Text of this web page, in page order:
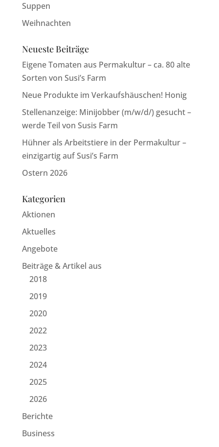
Suppen
Weihnachten
Neueste Beiträge
Eigene Tomaten aus Permakultur – ca. 80 alte
Sorten von Susi’s Farm
Neue Produkte im Verkaufshäuschen! Honig
Stellenanzeige: Minijobber (m/w/d/) gesucht –
werde Teil von Susis Farm
Hühner als Arbeitstiere in der Permakultur –
einzigartig auf Susi’s Farm
Ostern 2026
Kategorien
Aktionen
Aktuelles
Angebote
Beiträge & Artikel aus
2018
2019
2020
2022
2023
2024
2025
2026
Berichte
Business